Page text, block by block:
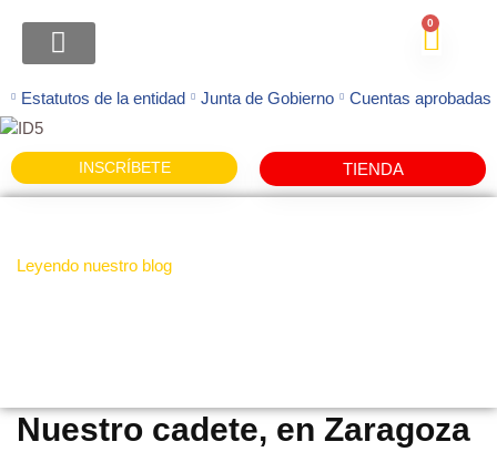
0
Estatutos de la entidad Junta de Gobierno Cuentas aprobadas
INSCRÍBETE TIENDA
Leyendo nuestro blog
Nuestro cadete, en Zaragoza